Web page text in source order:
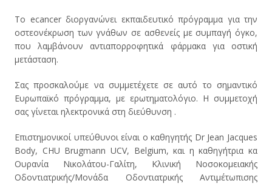
Το ecancer διοργανώνει εκπαιδευτικό πρόγραμμα για την
οστεονέκρωση των γνάθων σε ασθενείς με συμπαγή όγκο,
που λαμβάνουν αντιαπορροφητικά φάρμακα για οστική
μετάσταση.
Σας προσκαλούμε να συμμετέχετε σε αυτό το σημαντικό
Ευρωπαϊκό πρόγραμμα, με ερωτηματολόγιο. Η συμμετοχή
σας γίνεται ηλεκτρονικά στη διεύθυνση .
Επιστημονικοί υπεύθυνοι είναι ο καθηγητής Dr Jean Jacques
Body, CHU Brugmann UCV, Belgium, και η καθηγήτρια κα
Ουρανία Νικολάτου-Γαλίτη, Κλινική Νοσοκομειακής
Οδοντιατρικής/Μονάδα Οδoντιατρικής Αντιμέτωπισης